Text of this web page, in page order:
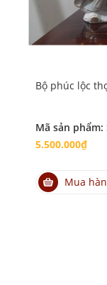
Bộ phúc lộc
Mã sản phẩm:
5.500.000₫
Mua